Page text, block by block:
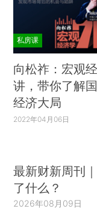
私房课
向松祚：宏观
讲，带你了解
经济大局
2022年04月06日
最新财新周刊
了什么？
2026年08月09日